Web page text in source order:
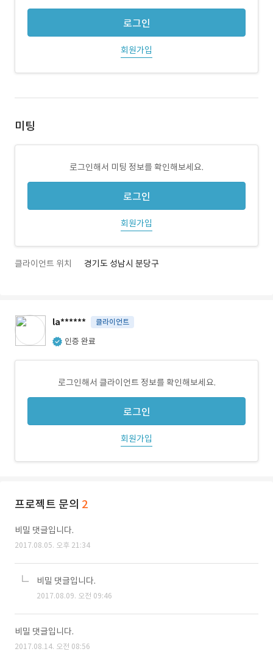
로그인
회원가입
미팅
로그인해서 미팅 정보를 확인해보세요.
로그인
회원가입
클라이언트 위치 경기도 성남시 분당구
la****** 클라이언트
인증 완료
로그인해서 클라이언트 정보를 확인해보세요.
로그인
회원가입
프로젝트 문의 2
비밀 댓글입니다.
2017.08.05. 오후 21:34
비밀 댓글입니다.
2017.08.09. 오전 09:46
비밀 댓글입니다.
2017.08.14. 오전 08:56